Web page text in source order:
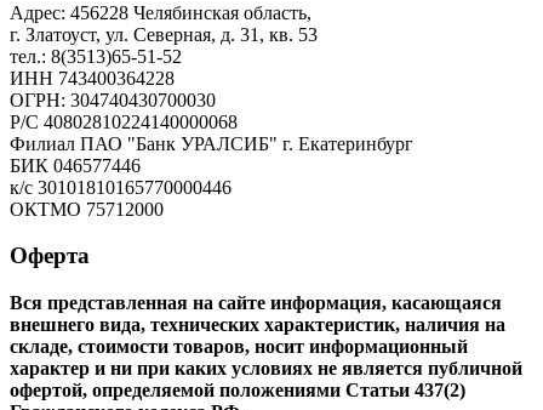
Адрес: 456228 Челябинская область,
г. Златоуст, ул. Северная, д. 31, кв. 53
тел.: 8(3513)65-51-52
ИНН 743400364228
ОГРН: 304740430700030
Р/С 40802810224140000068
Филиал ПАО "Банк УРАЛСИБ" г. Екатеринбург
БИК 046577446
к/с 30101810165770000446
ОКТМО 75712000
Оферта
Вся представленная на сайте информация, касающаяся
внешнего вида, технических характеристик, наличия на
складе, стоимости товаров, носит информационный
характер и ни при каких условиях не является публичной
офертой, определяемой положениями Статьи 437(2)